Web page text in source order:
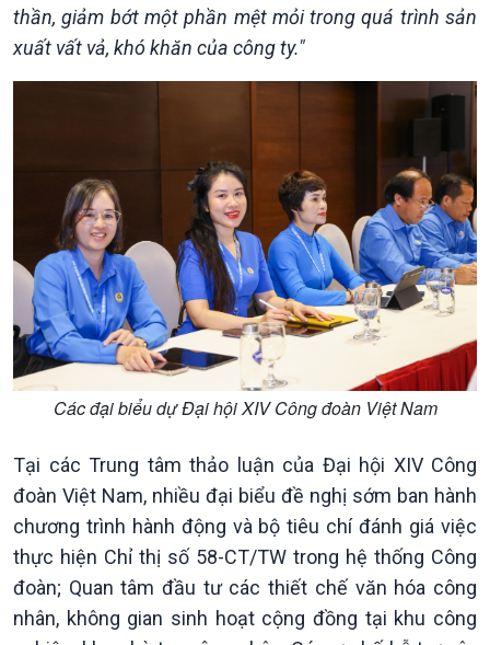
Tuyên chiến với gian lận
thương mại
đảo
Tìm hiểu biển, đảo Việt
Nam
thần, giảm bớt một phần mệt mỏi trong quá trình sản
xuất vất vả, khó khăn của công ty."
Các đại biểu dự Đại hội XIV Công đoàn Việt Nam
Tại các Trung tâm thảo luận của Đại hội XIV Công
đoàn Việt Nam, nhiều đại biểu đề nghị sớm ban hành
chương trình hành động và bộ tiêu chí đánh giá việc
thực hiện Chỉ thị số 58-CT/TW trong hệ thống Công
đoàn; Quan tâm đầu tư các thiết chế văn hóa công
nhân, không gian sinh hoạt cộng đồng tại khu công